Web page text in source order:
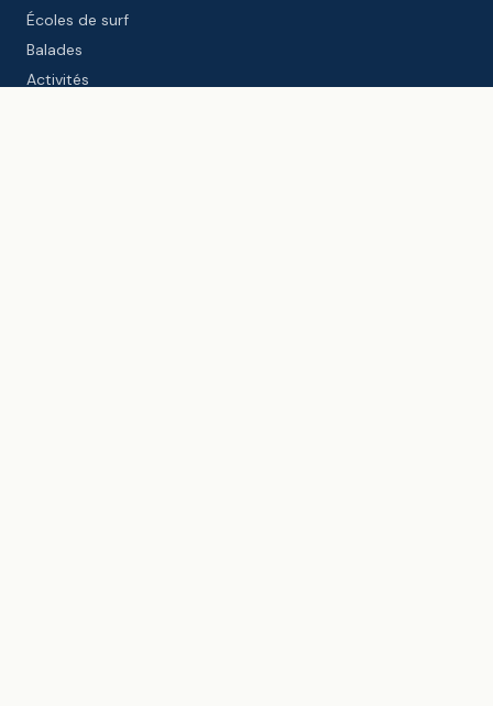
Écoles de surf
Balades
Activités